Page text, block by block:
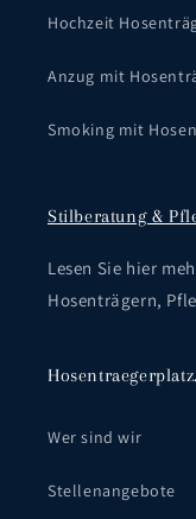
Hochzeit
Anzug mit
Smoking mit
Stilberatung &
Lesen Sie hier
Hosenträgern,
Wer sind wir
Stellenangebote